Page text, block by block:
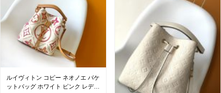
ルイヴィトン コピー ネオノエ バケ
ットバッグ ホワイト ピンク レディ